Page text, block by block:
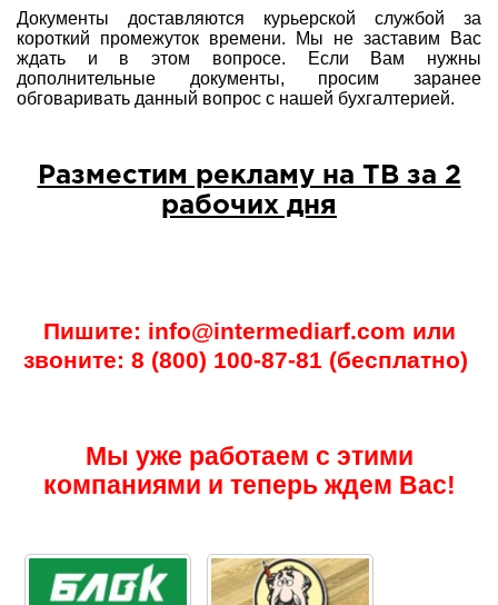
Документы доставляются курьерской службой за
короткий промежуток времени. Мы не заставим Вас
ждать и в этом вопросе. Если Вам нужны
дополнительные документы, просим заранее
обговаривать данный вопрос с нашей бухгалтерией.
Разместим рекламу на ТВ за 2
рабочих дня
Пишите: info@intermediarf.com или
звоните: 8 (800) 100-87-81 (бесплатно)
Мы уже работаем с этими
компаниями и теперь ждем Вас!